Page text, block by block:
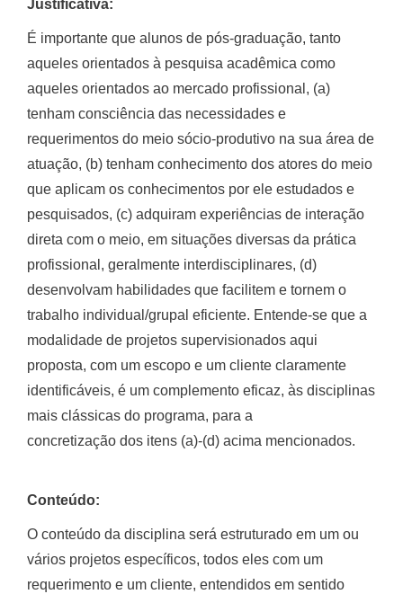
Justificativa:
É importante que alunos de pós-graduação, tanto
aqueles orientados à pesquisa acadêmica como
aqueles orientados ao mercado profissional, (a)
tenham consciência das necessidades e
requerimentos do meio sócio-produtivo na sua área de
atuação, (b) tenham conhecimento dos atores do meio
que aplicam os conhecimentos por ele estudados e
pesquisados, (c) adquiram experiências de interação
direta com o meio, em situações diversas da prática
profissional, geralmente interdisciplinares, (d)
desenvolvam habilidades que facilitem e tornem o
trabalho individual/grupal eficiente. Entende-se que a
modalidade de projetos supervisionados aqui
proposta, com um escopo e um cliente claramente
identificáveis, é um complemento eficaz, às disciplinas
mais clássicas do programa, para a
concretização dos itens (a)-(d) acima mencionados.
Conteúdo:
O conteúdo da disciplina será estruturado em um ou
vários projetos específicos, todos eles com um
requerimento e um cliente, entendidos em sentido